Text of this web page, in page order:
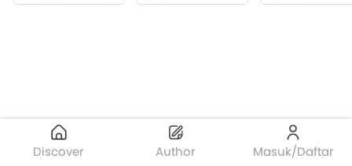
Discover Author Masuk/Daftar